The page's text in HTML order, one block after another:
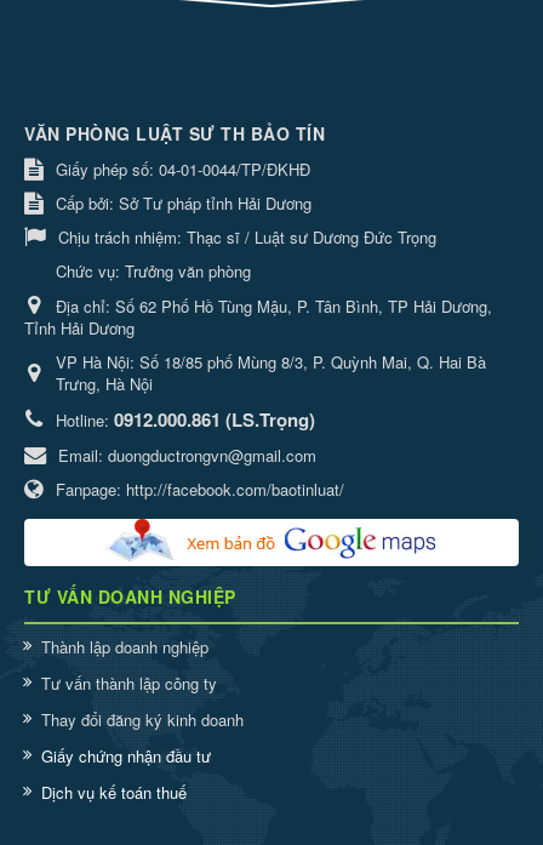
VĂN PHÒNG LUẬT SƯ TH BẢO TÍN
Giấy phép số: 04-01-0044/TP/ĐKHĐ
Cấp bởi: Sở Tư pháp tỉnh Hải Dương
Chịu trách nhiệm: Thạc sĩ / Luật sư Dương Đức Trọng
Chức vụ: Trưởng văn phòng
Địa chỉ: Số 62 Phố Hồ Tùng Mậu, P. Tân Bình, TP Hải Dương,
Tỉnh Hải Dương
VP Hà Nội: Số 18/85 phố Mùng 8/3, P. Quỳnh Mai, Q. Hai Bà
Trưng, Hà Nội
Hotline: 0912.000.861 (LS.Trọng)
Email: duongductrongvn@gmail.com
Fanpage: http://facebook.com/baotinluat/
TƯ VẤN DOANH NGHIỆP
Thành lập doanh nghiệp
Tư vấn thành lập công ty
Thay đổi đăng ký kinh doanh
Giấy chứng nhận đầu tư
Dịch vụ kế toán thuế